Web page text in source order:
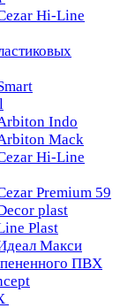
Hi-Line
Indo
Mack
Hi-Line
Premium 59
plast
Plast
Макси
ПВХ